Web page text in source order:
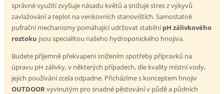
správné využití zvyšuje násadu květů a snižuje stres z výkyvů
zavlažování a teplot na venkovních stanovištích. Samostatné
pufrační mechanismy pomáhající udržovat stabilnípH zálivkového
roztoku jsou specialitou našeho hydroponického hnojiva.
Budete příjemně překvapeni snížením spotřeby přípravků na
úpravu pH zálivky, v některých případech, dle kvality místní vody,
jejich používání zcela odpadne. Přicházíme s konceptem hnojiv
OUTDOORvyvinutým pro snadné pěstování v půdě a půdních